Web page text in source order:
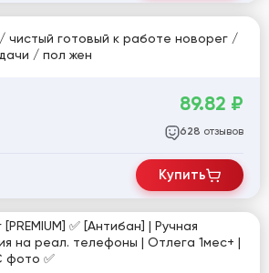
чистый готовый к работе новорег /
/ пол жен
89.82 ₽
628 отзывов
Купить
✅ [Антибан] | Ручная
на реал. телефоны | Отлега 1мес+ |
фото ✅